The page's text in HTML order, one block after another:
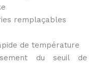
remplaçables
de température
du seuil de